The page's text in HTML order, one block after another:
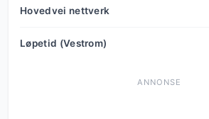
Hovedvei nettverk
Løpetid (Vestrom)
ANNONSE